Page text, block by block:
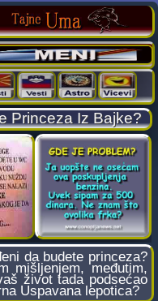
Princeza Iz Bajke?
da budete princeza?
mišljenjem, međutim,
život tada podsećao
Uspavana lepotica?